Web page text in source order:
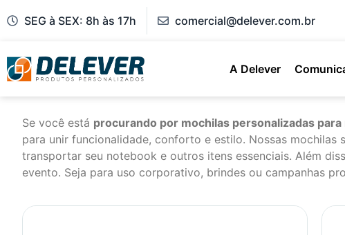
SEG à SEX: 8h às 17h comercial@delever.com.br
A Delever
Se você está procurando por mochilas personalizadas
para unir funcionalidade, conforto e estilo. Nossas
transportar seu notebook e outros itens essenciais. Além
evento. Seja para uso corporativo, brindes ou campanhas